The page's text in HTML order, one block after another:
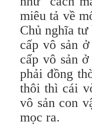
miêu tả về
Chủ nghĩa
cấp vô sản
cấp vô sản
phải đồng
thôi thì cái
vô sản con
mọc ra.